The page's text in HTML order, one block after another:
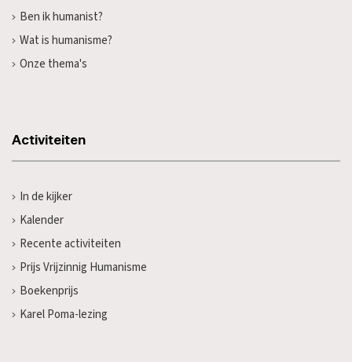
Ben ik humanist?
Wat is humanisme?
Onze thema's
Activiteiten
In de kijker
Kalender
Recente activiteiten
Prijs Vrijzinnig Humanisme
Boekenprijs
Karel Poma-lezing